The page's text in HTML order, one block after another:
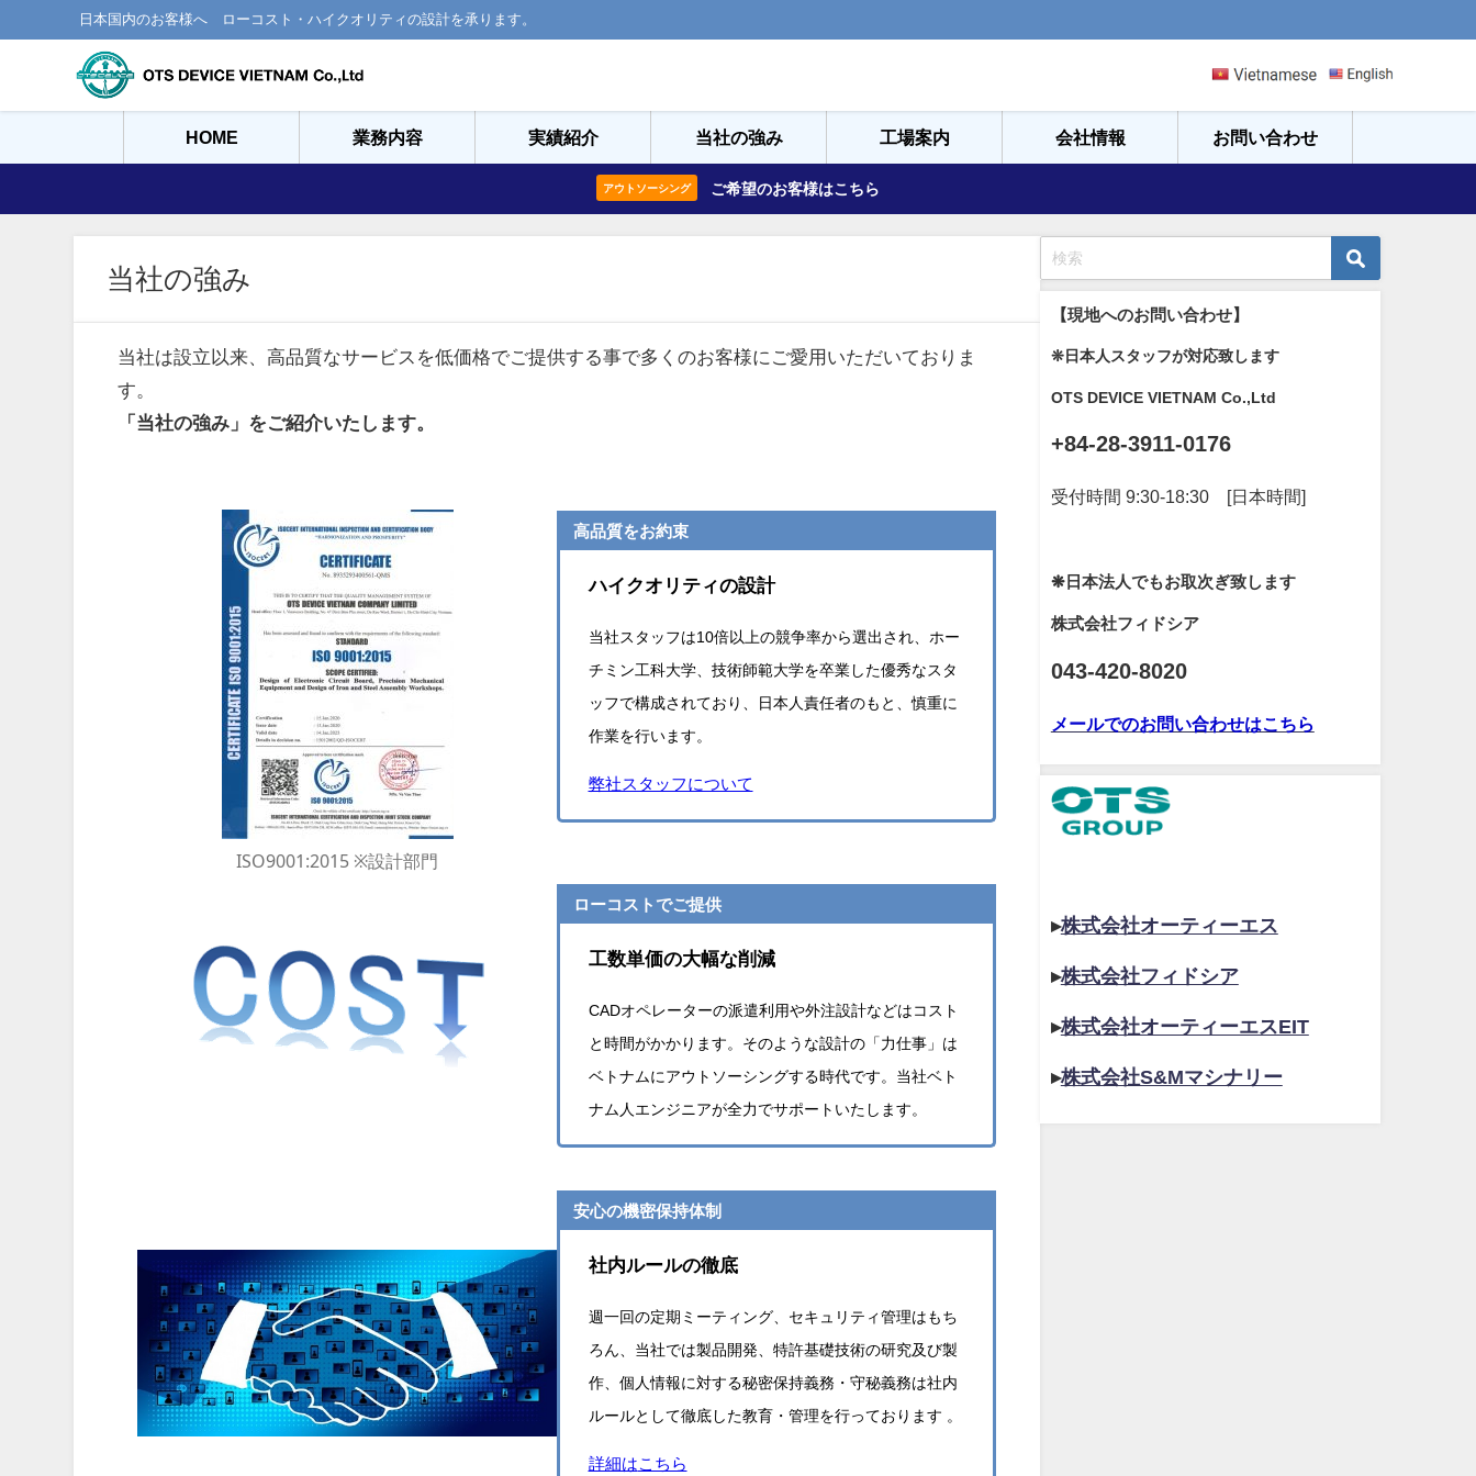
日本国内のお客様へ ローコスト・ハイクオリティの設計を承ります。
HOME 業務内容 実績紹介 当社の強み 工場案内 会社情報 お問い合わせ
アウトソーシング ご希望のお客様はこちら
当社の強み
当社は設立以来、高品質なサービスを低価格でご提供する事で多くのお客様にご愛用いただいておりま
す。
「当社の強み」をご紹介いたします。
ISO9001:2015 ※設計部門
高品質をお約束
ハイクオリティの設計
当社スタッフは10倍以上の競争率から選出され、ホー
チミン工科大学、技術師範大学を卒業した優秀なスタ
ッフで構成されており、日本人責任者のもと、慎重に
作業を行います。
弊社スタッフについて
ローコストでご提供
工数単価の大幅な削減
CADオペレーターの派遣利用や外注設計などはコスト
と時間がかかります。そのような設計の「力仕事」は
ベトナムにアウトソーシングする時代です。当社ベト
ナム人エンジニアが全力でサポートいたします。
安心の機密保持体制
社内ルールの徹底
週一回の定期ミーティング、セキュリティ管理はもち
ろん、当社では製品開発、特許基礎技術の研究及び製
作、個人情報に対する秘密保持義務・守秘義務は社内
ルールとして徹底した教育・管理を行っております 。
詳細は こちら
【現地へのお問い合わせ】
❊日本人スタッフが対応致します
OTS DEVICE VIETNAM Co.,Ltd
+84-28-3911-0176
受付時間 9:30-18:30 [日本時間]
❋日本法人でもお取次ぎ致します
株式会社フィドシア
043-420-8020
メールでのお問い合わせはこちら
▸株式会社オーティーエス
▸株式会社フィドシア
▸株式会社オーティーエスEIT
▸株式会社S&Mマシナリー